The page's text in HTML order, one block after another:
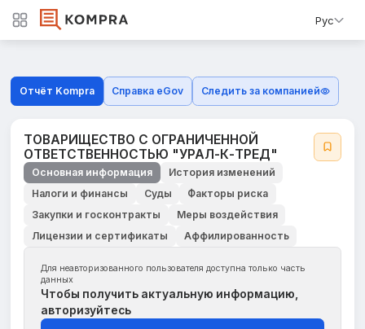
Рус
Отчёт Kompra Справка eGov Следить за компанией
ТОВАРИЩЕСТВО С ОГРАНИЧЕННОЙ
ОТВЕТСТВЕННОСТЬЮ "УРАЛ-К-ТРЕД"
Основная информация
История изменений
Налоги и финансы
Суды
Факторы риска
Закупки и госконтракты
Меры воздействия
Лицензии и сертификаты
Аффилированность
Для неавторизованного пользователя доступна только часть
данных
Чтобы получить актуальную информацию,
авторизуйтесь